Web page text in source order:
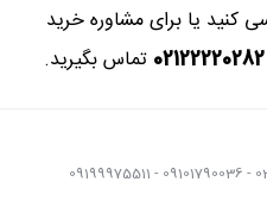
کنید یا برای مشاوره خرید
02122220282 تماس بگیرید.